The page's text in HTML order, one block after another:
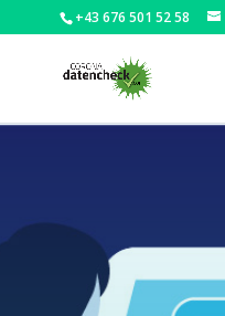
+43 676 501 52 58